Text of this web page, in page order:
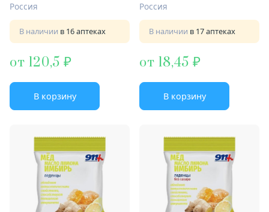
Россия
В наличии в 16 аптеках
от 120,5
В корзину
Россия
В наличии в 17 аптеках
от 18,45
В корзину